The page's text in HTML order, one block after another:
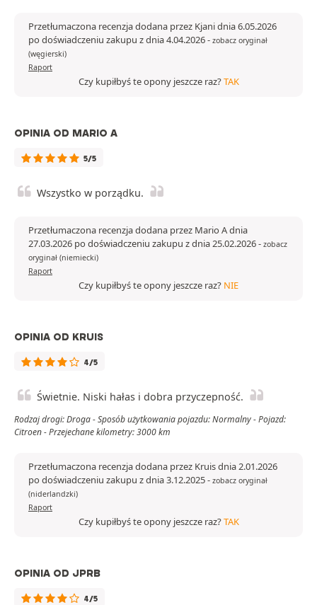
Przetłumaczona recenzja dodana przez Kjani dnia 6.05.2026
po doświadczeniu zakupu z dnia 4.04.2026- zobacz oryginał
(węgierski)
Raport
Czy kupiłbyś te opony jeszcze raz?TAK
OPINIA OD MARIO A
5/5
Wszystko w porządku.
Przetłumaczona recenzja dodana przez Mario A dnia
27.03.2026 po doświadczeniu zakupu z dnia 25.02.2026- zobacz
oryginał (niemiecki)
Raport
Czy kupiłbyś te opony jeszcze raz? NIE
OPINIA OD KRUIS
4/5
Świetnie. Niski hałas i dobra przyczepność.
Rodzaj drogi: Droga - Sposób użytkowania pojazdu: Normalny - Pojazd:
Citroen - Przejechane kilometry: 3000 km
Przetłumaczona recenzja dodana przez Kruis dnia 2.01.2026
po doświadczeniu zakupu z dnia 3.12.2025- zobacz oryginał
(niderlandzki)
Raport
Czy kupiłbyś te opony jeszcze raz?TAK
OPINIA OD JPRB
4/5